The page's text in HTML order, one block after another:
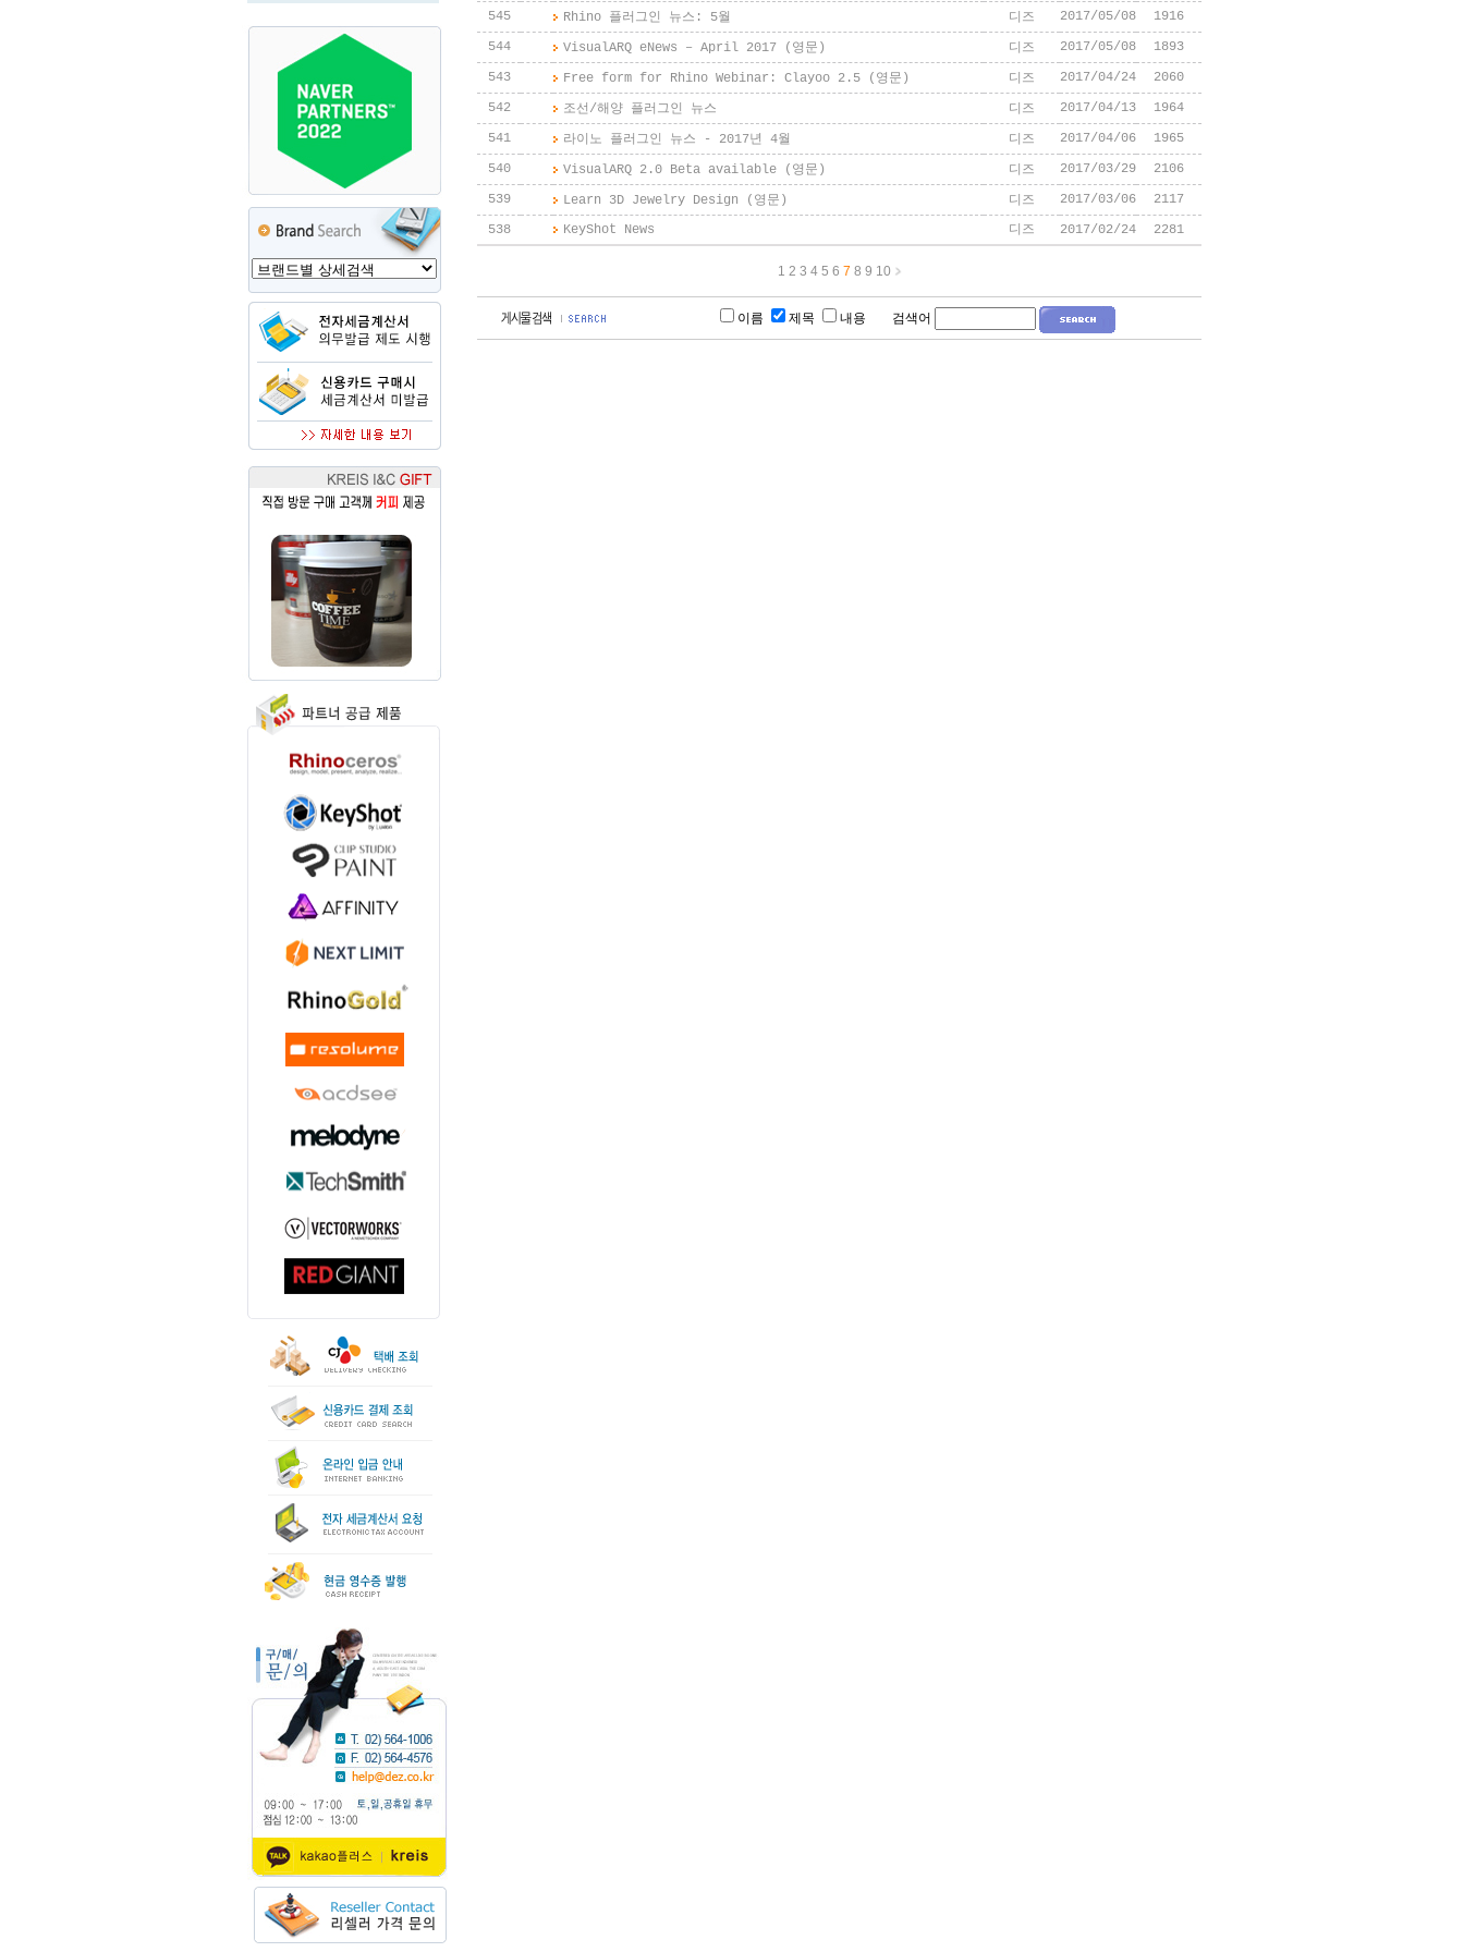
545 Rhino 플러그인 뉴스: 5월 디즈 2017/05/08
1916
544
VisualARQ eNews – April 2017 (영문) 디즈 2017/05/08
1893
543
Free form for Rhino Webinar: Clayoo 2.5 (영문) 디즈 2017/04/24
2060
542
조선/해양 플러그인 뉴스 디즈 2017/04/13
1964
541
라이노 플러그인 뉴스 - 2017년 4월 디즈 2017/04/06
1965
540
VisualARQ 2.0 Beta available (영문) 디즈 2017/03/29
2106
539
Learn 3D Jewelry Design (영문) 디즈 2017/03/06
2117
538
KeyShot News 디즈 2017/02/24 2281
1 2 3 4 5 6 7 8 9 10
이름 제목 내용 검색어